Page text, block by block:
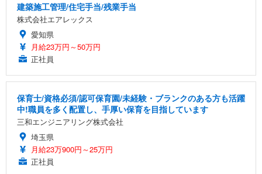
建築施工管理/住宅手当/残業手当
株式会社エアレックス
愛知県
月給23万円～50万円
正社員
保育士/資格必須/認可保育園/未経験・ブランクのある方も活躍
中!職員を多く配置し、手厚い保育を目指しています
三和エンジニアリング株式会社
埼玉県
月給23万900円～25万円
正社員